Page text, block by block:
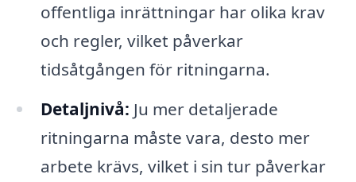
offentliga inrättningar har olika krav
och regler, vilket påverkar
tidsåtgången för ritningarna.
Detaljnivå: Ju mer detaljerade
ritningarna måste vara, desto mer
arbete krävs, vilket i sin tur påverkar